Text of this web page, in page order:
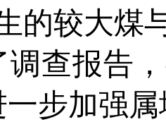
的较大煤
调查报告
步加强